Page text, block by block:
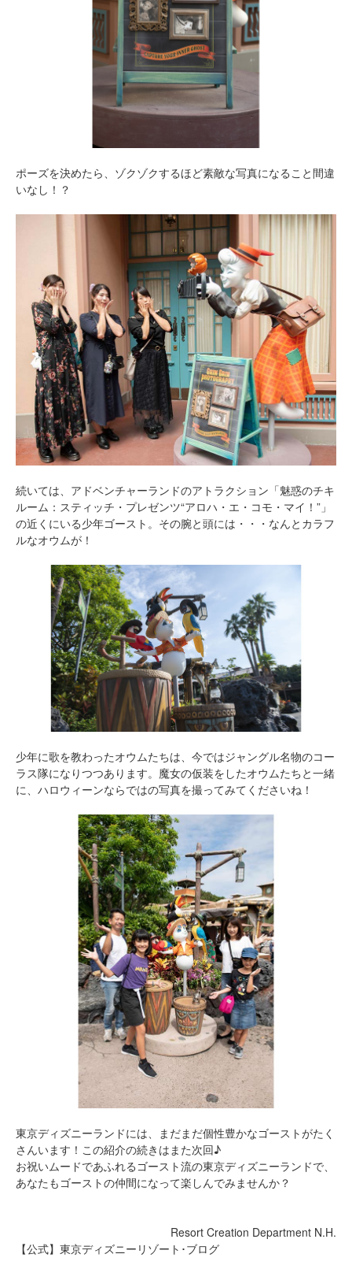
ポーズを決めたら、ゾクゾクするほど素敵な写真になること間違
いなし！？
続いては、アドベンチャーランドのアトラクション「魅惑のチキ
ルーム：スティッチ・プレゼンツ“アロハ・エ・コモ・マイ！”」
の近くにいる少年ゴースト。その腕と頭には・・・なんとカラフ
ルなオウムが！
少年に歌を教わったオウムたちは、今ではジャングル名物のコー
ラス隊になりつつあります。魔女の仮装をしたオウムたちと一緒
に、ハロウィーンならではの写真を撮ってみてくださいね！
東京ディズニーランドには、まだまだ個性豊かなゴーストがたく
さんいます！この紹介の続きはまた次回♪
お祝いムードであふれるゴースト流の東京ディズニーランドで、
あなたもゴーストの仲間になって楽しんでみませんか？
Resort Creation Department N.H.
【公式】東京ディズニーリゾート･ブログ